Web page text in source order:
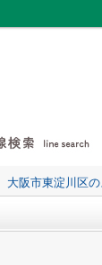
大阪市東淀川区